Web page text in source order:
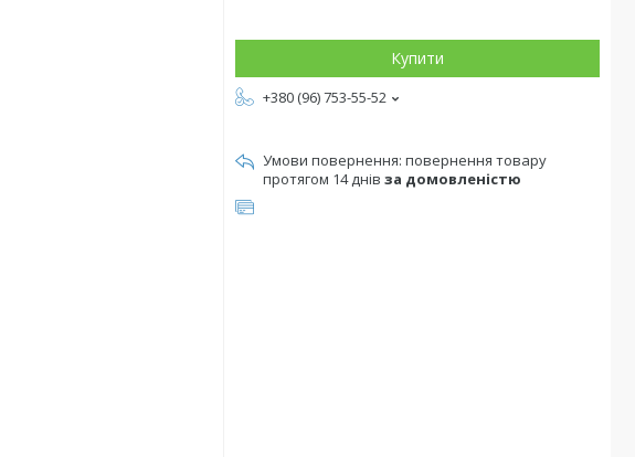
Купити
+380 (96) 753-55-52
повернення товару
протягом 14 днів за домовленістю